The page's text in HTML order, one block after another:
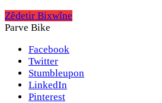
Zêdetir Bixwîne
Parve Bike
Facebook
Twitter
Stumbleupon
LinkedIn
Pinterest